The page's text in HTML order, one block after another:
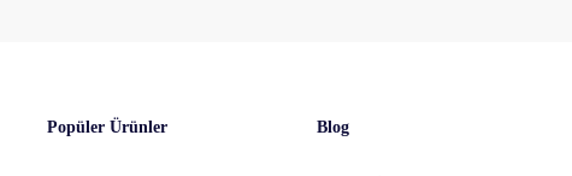
Popüler Ürünler Blog